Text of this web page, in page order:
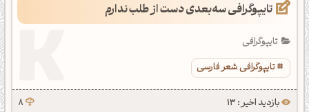
تایپوگرافی سه‌بعدی دست از طلب ندارم
تایپوگرافی
تایپوگرافی شعر فارسی
بازدید اخیر : 13 8